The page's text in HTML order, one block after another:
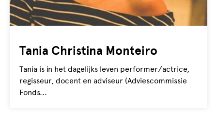
Tania Christina Monteiro
Tania is in het dagelijks leven performer/actrice,
regisseur, docent en adviseur (Adviescommissie
Fonds...